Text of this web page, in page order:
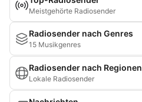
Meistgehörte Radiosender
Radiosender nach Genres
15 Musikgenres
Radiosender nach Regionen
Lokale Radiosender